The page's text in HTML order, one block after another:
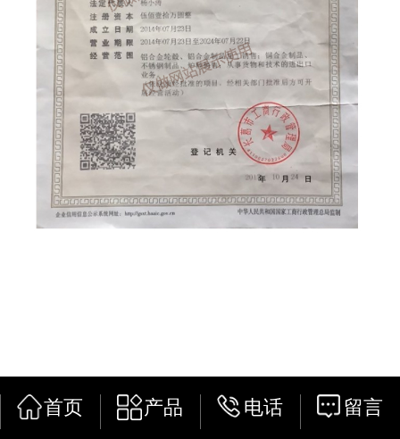
首页 产品 电话 留言